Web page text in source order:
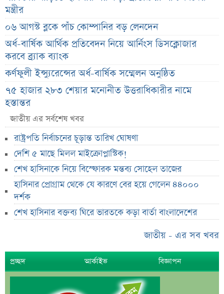
মন্ত্রীর
০৬ আগস্ট ব্লকে পাঁচ কোম্পানির বড় লেনদেন
অর্ধ-বার্ষিক আর্থিক প্রতিবেদন নিয়ে আর্নিংস ডিসক্লোজার
করবে ব্র্যাক ব্যাংক
কর্ণফুলী ইন্স্যুরেন্সের অর্ধ-বার্ষিক সম্মেলন অনুষ্ঠিত
৭৫ হাজার ২৮৩ শেয়ার মনোনীত উত্তরাধিকারীর নামে
হস্তান্তর
আস্থা থাকলেও বাজারে অস্থিরতা, তদারকি বাড়ানোর পরামর্শ
০৬ আগস্ট লেনদেনের শীর্ষ ১০ শেয়ার
০৬ আগস্ট দর পতনের শীর্ষ ১০ শেয়ার
০৬ আগস্ট দর বৃদ্ধির শীর্ষ ১০ শেয়ার
দেশি ৫ মাছে মিলল মাইক্রোপ্লাস্টিক!
শেয়ার দাম অস্বাভাবিক বাড়ায় ডিএসইর সতর্কবার্তা
প্রায় ২ কোটি শেয়ার বিক্রির ঘোষণা
উৎপাদন বন্ধের কারণ জানালো এস আলম কোল্ড রোল্ড স্টিল
ইউরোপে কার্যক্রম সম্প্রসারণে পর্তুগালে প্রথম চালান রপ্তানি
রেনাটার
শেখ হাসিনাকে নিয়ে বিস্ফোরক মন্তব্য সোহেল তাজের
জাতীয় এর সর্বশেষ খবর
রাষ্ট্রপতি নির্বাচনের চূড়ান্ত তারিখ ঘোষণা
দেশি ৫ মাছে মিলল মাইক্রোপ্লাস্টিক!
শেখ হাসিনাকে নিয়ে বিস্ফোরক মন্তব্য সোহেল তাজের
হাসিনার প্রোগ্রাম থেকে যে কারণে বের হয়ে গেলেন ৪৪০০০
দর্শক
শেখ হাসিনার বক্তব্য ঘিরে ভারতকে কড়া বার্তা বাংলাদেশের
জাতীয় - এর সব খবর
প্রচ্ছদ আর্কাইভ বিজ্ঞাপন